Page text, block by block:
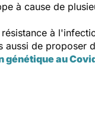
à cause de
à
de proposer
au